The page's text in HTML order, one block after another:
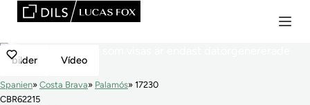
bilder Vídeo
Spanien Costa Brava Palamós
17230
CBR62215